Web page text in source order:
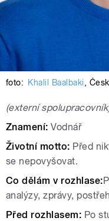
foto: Khalil Baalbaki,
(externí
Znamení: Vodnář
Životní motto: Před
se nepovyšovat.
Co dělám v rozhlase:
analýzy, zprávy,
Před rozhlasem: Po